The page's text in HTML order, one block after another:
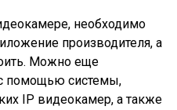
необходимо
производителя, а
Можно еще
помощью системы,
IP видеокамер, а также